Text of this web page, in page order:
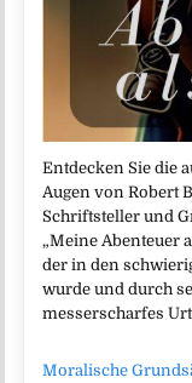
Entdecken Sie die
Augen von Robert
Schriftsteller und
„Meine Abenteuer
der in den
wurde und durch
messerscharfes
Moralische